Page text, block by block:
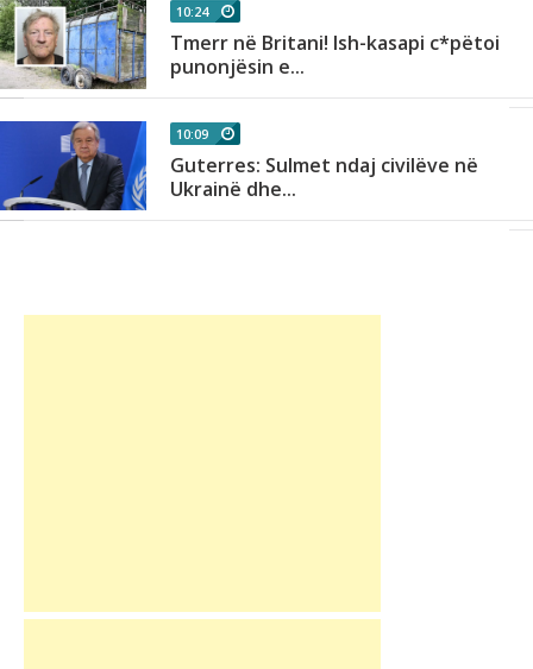
10:24
Tmerr në Britani! Ish-kasapi c*pëtoi
punonjësin e...
10:09
Guterres: Sulmet ndaj civilëve në
Ukrainë dhe...